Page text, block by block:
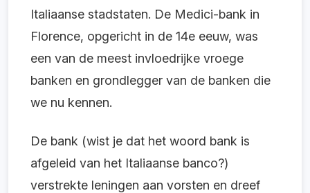
Italiaanse stadstaten. De Medici-bank in
Florence, opgericht in de 14e eeuw, was
een van de meest invloedrijke vroege
banken en grondlegger van de banken die
we nu kennen.
De bank (wist je dat het woord bank is
afgeleid van het Italiaanse banco?)
verstrekte leningen aan vorsten en dreef